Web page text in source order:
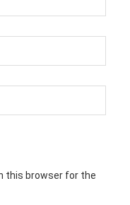
this browser for the